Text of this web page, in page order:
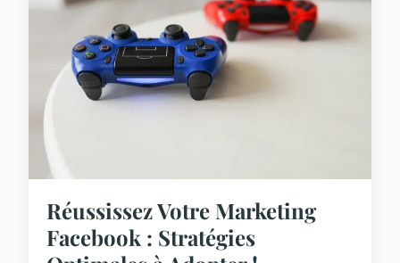
Réussissez Votre Marketing
Facebook : Stratégies